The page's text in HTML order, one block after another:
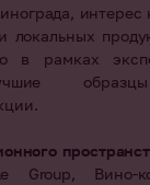
интерес
локальных
в рамках
Group, Вино-